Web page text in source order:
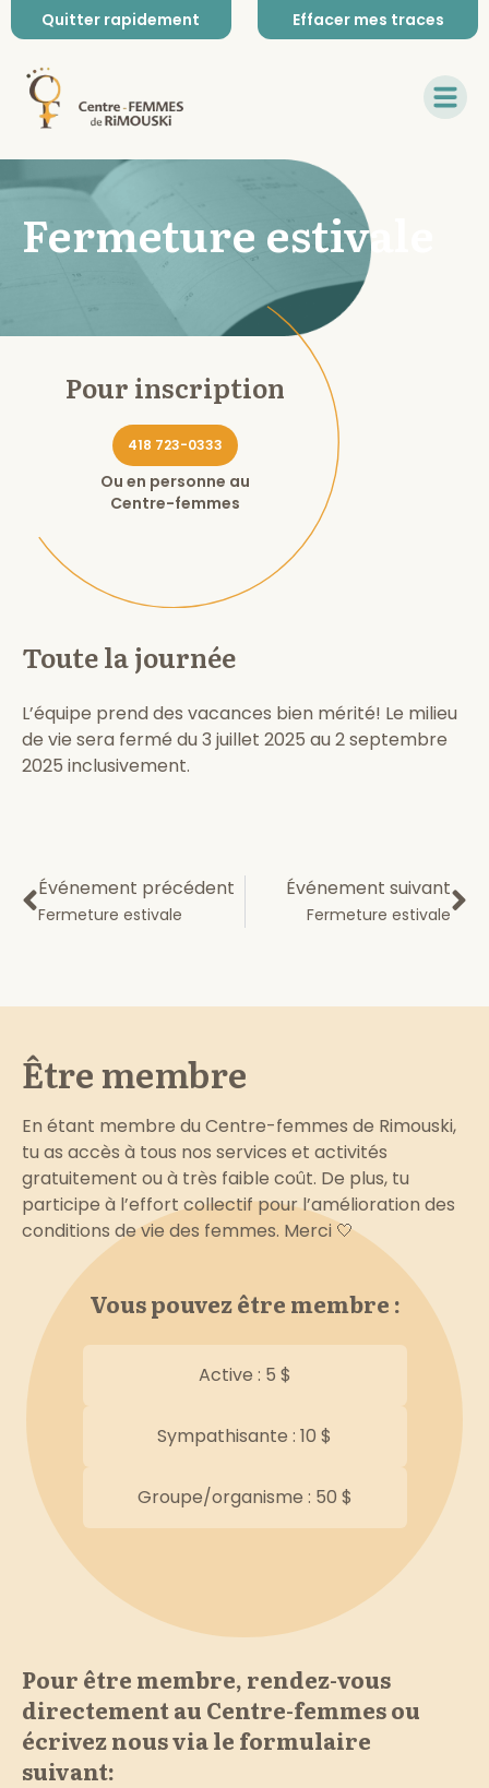
Quitter rapidement Effacer mes traces
Fermeture estivale
Pour inscription
418 723-0333
Ou en personne au
Centre-femmes
Toute la journée
L’équipe prend des vacances bien mérité! Le milieu
de vie sera fermé du 3 juillet 2025 au 2 septembre
2025 inclusivement.
Événement précédent
Fermeture estivale
Événement suivant
Fermeture estivale
Être membre
En étant membre du Centre-femmes de Rimouski,
tu as accès à tous nos services et activités
gratuitement ou à très faible coût. De plus, tu
participe à l’effort collectif pour l’amélioration des
conditions de vie des femmes. Merci 🤍
Vous pouvez être membre :
Active : 5 $
Sympathisante : 10 $
Groupe/organisme : 50 $
Pour être membre, rendez-vous
directement au Centre-femmes ou
écrivez nous via le formulaire
suivant: